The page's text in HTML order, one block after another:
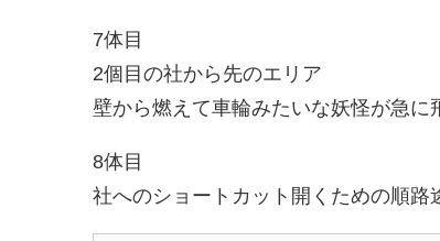
7体目
2個目の社から先のエリア
壁から燃えて車輪みたいな妖怪が急
8体目
社へのショートカット開くための順